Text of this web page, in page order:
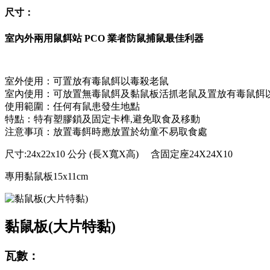
尺寸：
室內外兩用鼠餌站 PCO 業者防鼠捕鼠最佳利器
室外使用：可置放有毒鼠餌以毒殺老鼠
室內使用：可放置無毒鼠餌及黏鼠板活抓老鼠及置放有毒鼠餌
使用範圍：任何有鼠患發生地點
特點：特有塑膠鎖及固定卡榫,避免取食及移動
注意事項：放置毒餌時應放置於幼童不易取食處
尺寸:24x22x10 公分 (長X寬X高) 含固定座24X24X10
專用黏鼠板15x11cm
黏鼠板(大片特黏)
瓦數：